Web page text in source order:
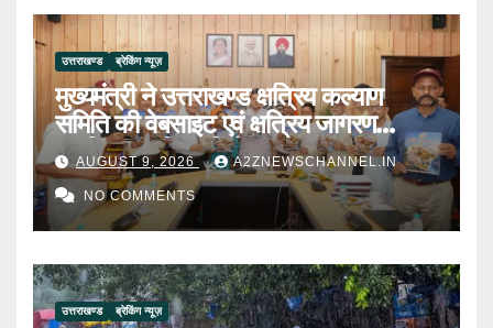
उत्तराखण्ड ब्रेकिंग न्यूज़
मुख्यमंत्री ने उत्तराखण्ड क्षत्रिय कल्याण
समिति की वेबसाइट एवं क्षत्रिय जागरण
स्मारिका का किया विमोचन
AUGUST 9, 2026 A2ZNEWSCHANNEL.IN
NO COMMENTS
उत्तराखण्ड ब्रेकिंग न्यूज़